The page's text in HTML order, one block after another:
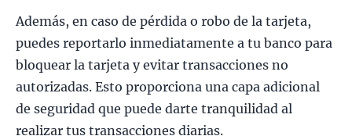
Además, en caso de pérdida o robo de la tarjeta,
puedes reportarlo inmediatamente a tu banco para
bloquear la tarjeta y evitar transacciones no
autorizadas. Esto proporciona una capa adicional
de seguridad que puede darte tranquilidad al
realizar tus transacciones diarias.